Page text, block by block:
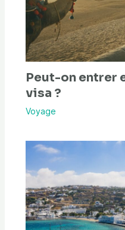
Peut-on entrer
visa ?
Voyage